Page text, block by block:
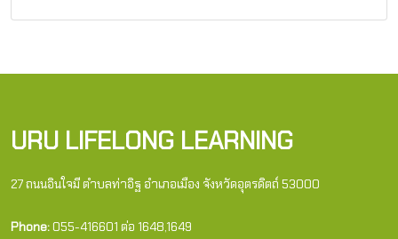
URU LIFELONG LEARNING
27 ถนนอินใจมี ตำบลท่าอิฐ อำเภอเมือง จังหวัดอุตรดิตถ์ 53000
Phone:055-416601 ต่อ 1648,1649